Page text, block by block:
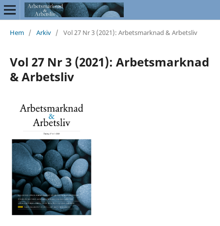
Hem / Arkiv / Vol 27 Nr 3 (2021): Arbetsmarknad & Arbetsliv
Vol 27 Nr 3 (2021): Arbetsmarknad
& Arbetsliv